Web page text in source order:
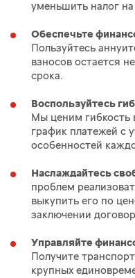
уменьшить налог
Обеспечьте
Пользуйтесь
взносов остается
срока.
Воспользуйтесь
Мы ценим гибкость
график платежей с
особенностей
Наслаждайтесь
проблем
выкупить его по
заключении
Управляйте
Получите
крупных